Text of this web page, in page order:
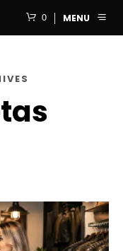
0 MENU